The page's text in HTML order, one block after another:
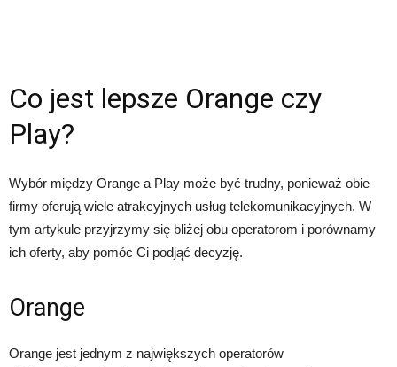
Co jest lepsze Orange czy
Play?
Wybór między Orange a Play może być trudny, ponieważ obie
firmy oferują wiele atrakcyjnych usług telekomunikacyjnych. W
tym artykule przyjrzymy się bliżej obu operatorom i porównamy
ich oferty, aby pomóc Ci podjąć decyzję.
Orange
Orange jest jednym z największych operatorów